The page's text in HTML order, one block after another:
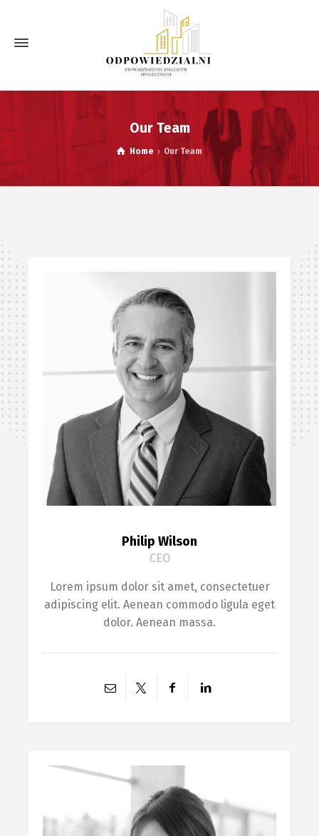
Our Team
Home Our Team
Philip Wilson
CEO
Lorem ipsum dolor sit amet, consectetuer
adipiscing elit. Aenean commodo ligula eget
dolor. Aenean massa.